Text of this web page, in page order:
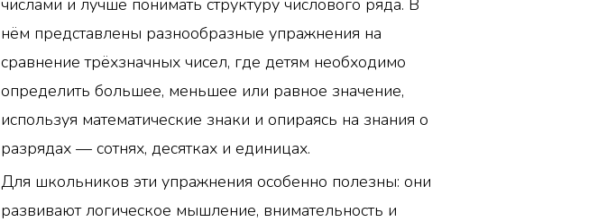
числами и лучше понимать структуру числового ряда. В
нём представлены разнообразные упражнения на
сравнение трёхзначных чисел, где детям необходимо
определить большее, меньшее или равное значение,
используя математические знаки и опираясь на знания о
разрядах — сотнях, десятках и единицах.
Для школьников эти упражнения особенно полезны: они
развивают логическое мышление, внимательность и